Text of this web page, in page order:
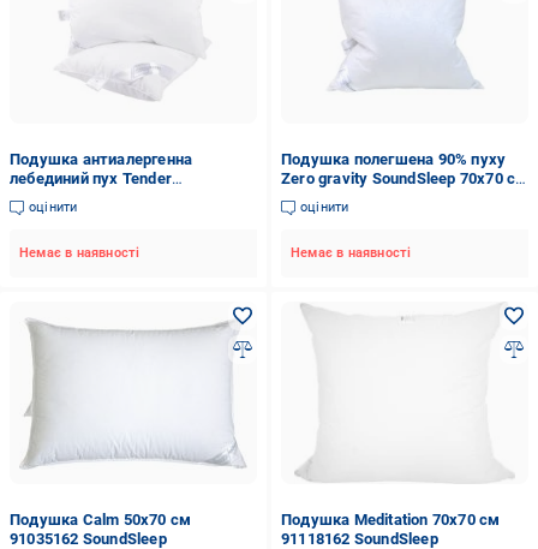
Подушка антиалергенна
лебединий пух Tender
SoundSleep 70x70 см білий
оцінити
Немає в наявності
Подушка полегшена 90% пуху
Zero gravity SoundSleep 70x70 см
білий
оцінити
Немає в наявності
Подушка Calm 50x70 см
91035162 SoundSleep
Подушка Meditation 70x70 см
91118162 SoundSleep